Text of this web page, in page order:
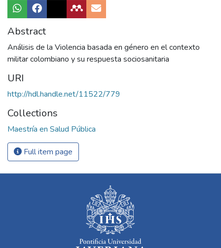
Abstract
Análisis de la Violencia basada en género en el contexto
militar colombiano y su respuesta sociosanitaria
URI
http://hdl.handle.net/11522/779
Collections
Maestría en Salud Pública
Full item page